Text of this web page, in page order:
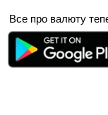
Все про валюту